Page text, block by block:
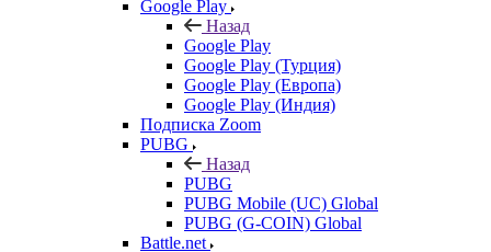
Google Play
Назад
Google Play
Google Play (Турция)
Google Play (Европа)
Google Play (Индия)
Подписка Zoom
PUBG
Назад
PUBG
PUBG Mobile (UC) Global
PUBG (G-COIN) Global
Battle.net